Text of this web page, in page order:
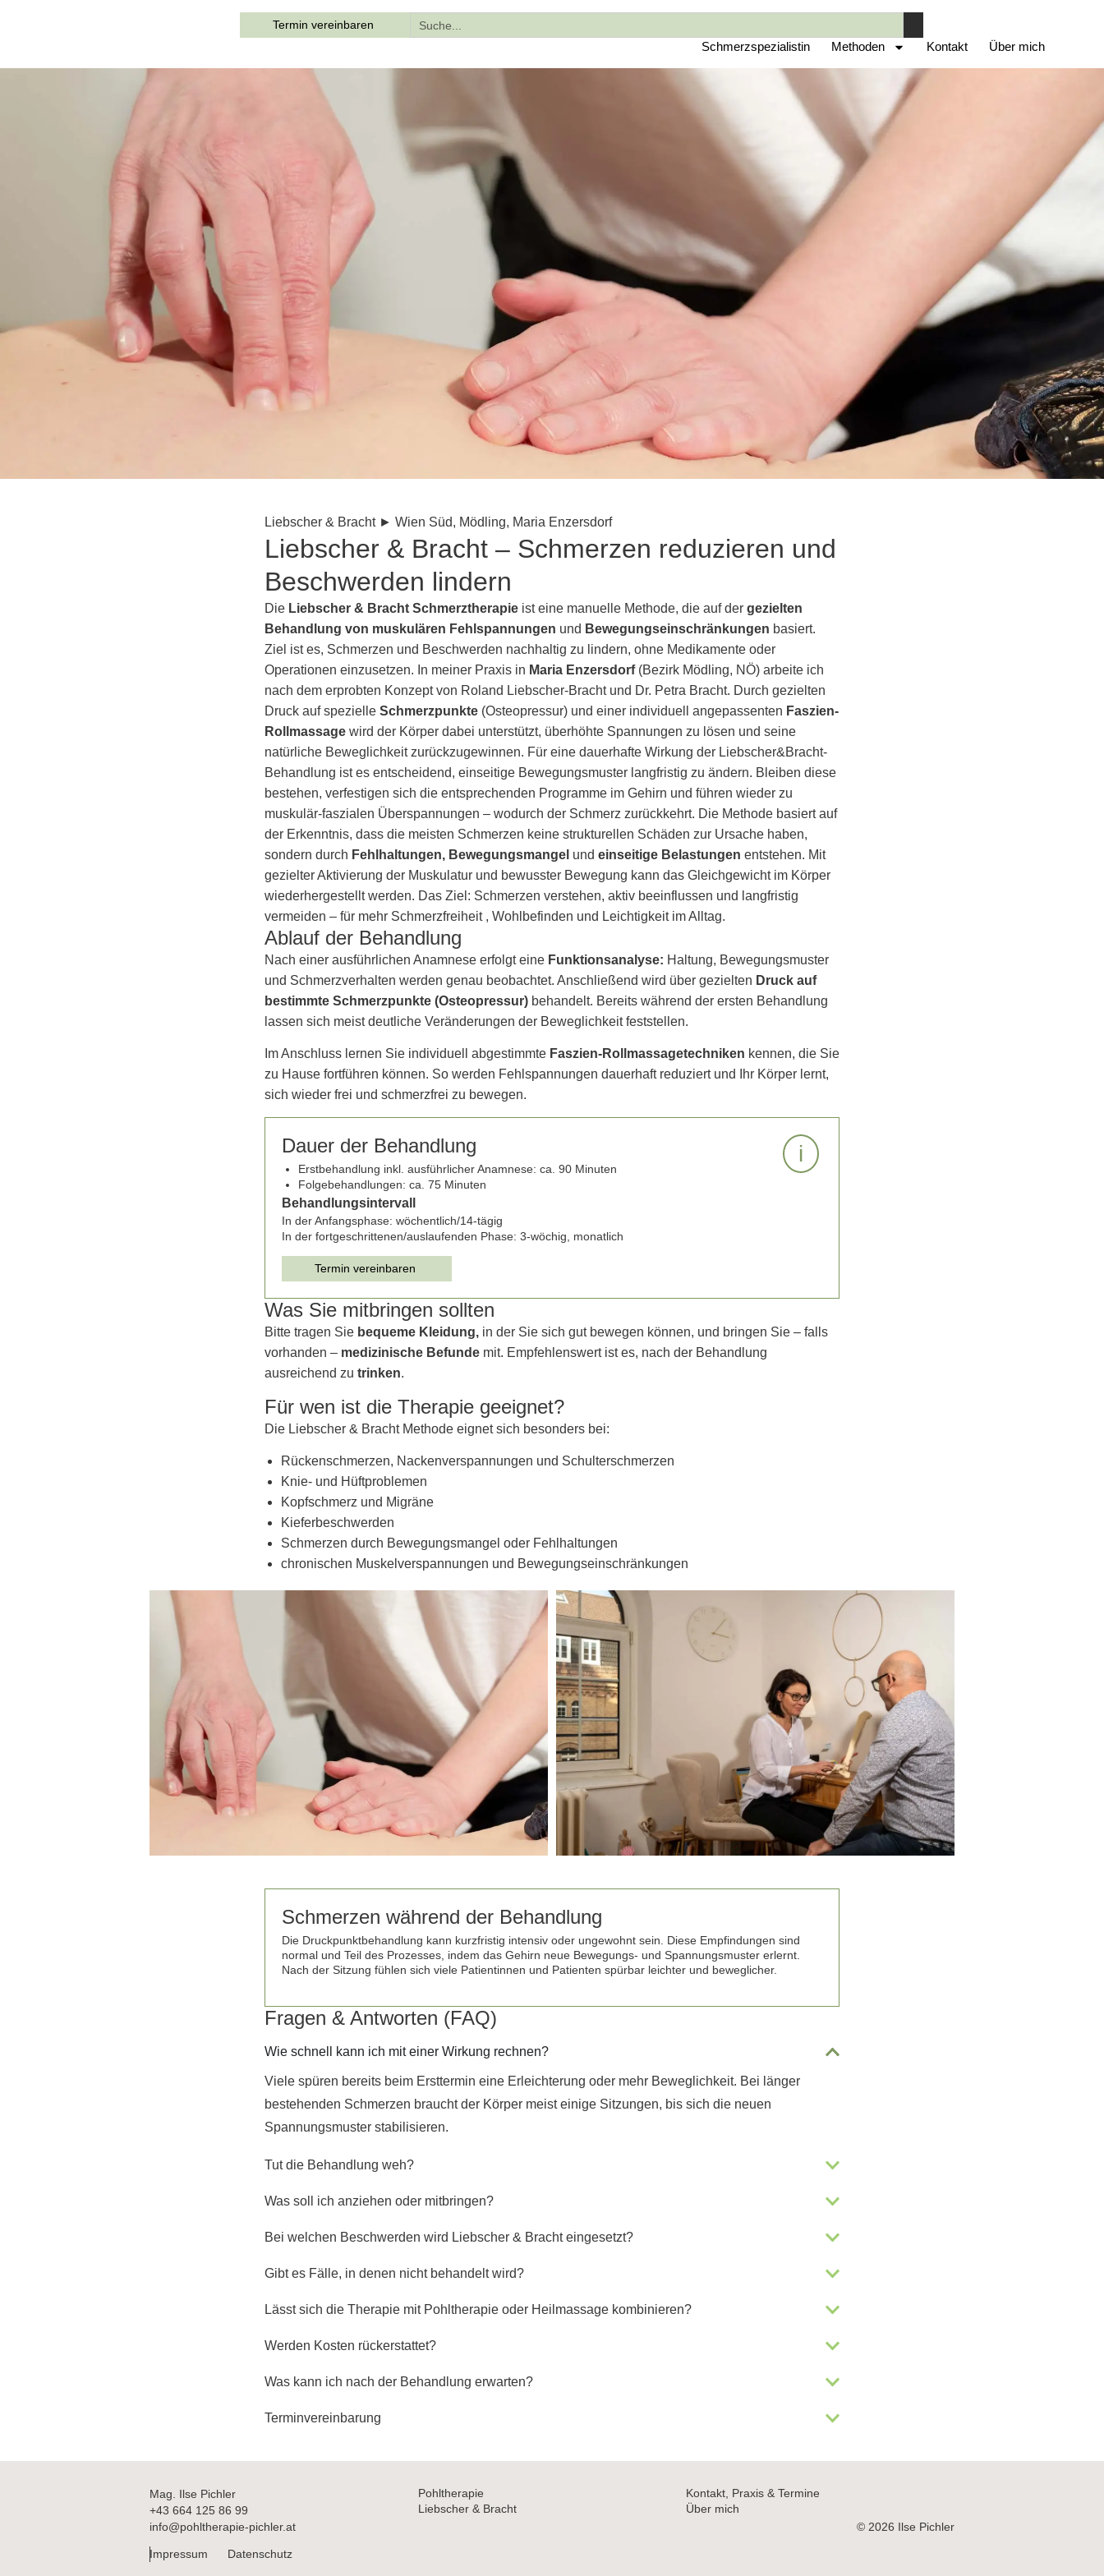
Termin vereinbaren
Schmerzspezialistin Methoden Kontakt Über mich
Liebscher & Bracht ► Wien Süd, Mödling, Maria Enzersdorf
Liebscher & Bracht – Schmerzen reduzieren und
Beschwerden lindern
Die Liebscher & Bracht Schmerztherapie ist eine manuelle Methode, die auf der gezielten
Behandlung von muskulären Fehlspannungen und Bewegungseinschränkungen basiert.
Ziel ist es, Schmerzen und Beschwerden nachhaltig zu lindern, ohne Medikamente oder
Operationen einzusetzen. In meiner Praxis in Maria Enzersdorf(Bezirk Mödling, NÖ) arbeite ich
nach dem erprobten Konzept von Roland Liebscher-Bracht und Dr. Petra Bracht. Durch gezielten
Druck auf spezielle Schmerzpunkte (Osteopressur) und einer individuell angepassenten Faszien-
Rollmassage wird der Körper dabei unterstützt, überhöhte Spannungen zu lösen und seine
natürliche Beweglichkeit zurückzugewinnen. Für eine dauerhafte Wirkung der Liebscher&Bracht-
Behandlung ist es entscheidend, einseitige Bewegungsmuster langfristig zu ändern. Bleiben diese
bestehen, verfestigen sich die entsprechenden Programme im Gehirn und führen wieder zu
muskulär-faszialen Überspannungen – wodurch der Schmerz zurückkehrt. Die Methode basiert auf
der Erkenntnis, dass die meisten Schmerzen keine strukturellen Schäden zur Ursache haben,
sondern durch Fehlhaltungen, Bewegungsmangel und einseitige Belastungen entstehen. Mit
gezielter Aktivierung der Muskulatur und bewusster Bewegung kann das Gleichgewicht im Körper
wiederhergestellt werden. Das Ziel: Schmerzen verstehen, aktiv beeinflussen und langfristig
vermeiden – für mehr Schmerzfreiheit , Wohlbefinden und Leichtigkeit im Alltag.
Ablauf der Behandlung
Nach einer ausführlichen Anamnese erfolgt eine Funktionsanalyse: Haltung, Bewegungsmuster
und Schmerzverhalten werden genau beobachtet. Anschließend wird über gezielten Druck auf
bestimmte Schmerzpunkte (Osteopressur) behandelt. Bereits während der ersten Behandlung
lassen sich meist deutliche Veränderungen der Beweglichkeit feststellen.
Im Anschluss lernen Sie individuell abgestimmte Faszien-Rollmassagetechniken kennen, die Sie
zu Hause fortführen können. So werden Fehlspannungen dauerhaft reduziert und Ihr Körper lernt,
sich wieder frei und schmerzfrei zu bewegen.
Dauer der Behandlung i
Erstbehandlung inkl. ausführlicher Anamnese: ca. 90 Minuten
Folgebehandlungen: ca. 75 Minuten
Behandlungsintervall
In der Anfangsphase: wöchentlich/14-tägig
In der fortgeschrittenen/auslaufenden Phase: 3-wöchig, monatlich
Termin vereinbaren
Was Sie mitbringen sollten
Bitte tragen Sie bequeme Kleidung, in der Sie sich gut bewegen können, und bringen Sie – falls
vorhanden – medizinische Befunde mit. Empfehlenswert ist es, nach der Behandlung
ausreichend zu trinken.
Für wen ist die Therapie geeignet?
Die Liebscher & Bracht Methode eignet sich besonders bei:
Rückenschmerzen, Nackenverspannungen und Schulterschmerzen
Knie- und Hüftproblemen
Kopfschmerz und Migräne
Kieferbeschwerden
Schmerzen durch Bewegungsmangel oder Fehlhaltungen
chronischen Muskelverspannungen und Bewegungseinschränkungen
Schmerzen während der Behandlung
Die Druckpunktbehandlung kann kurzfristig intensiv oder ungewohnt sein. Diese Empfindungen sind
normal und Teil des Prozesses, indem das Gehirn neue Bewegungs- und Spannungsmuster erlernt.
Nach der Sitzung fühlen sich viele Patientinnen und Patienten spürbar leichter und beweglicher.
Fragen & Antworten (FAQ)
Wie schnell kann ich mit einer Wirkung rechnen?
Viele spüren bereits beim Ersttermin eine Erleichterung oder mehr Beweglichkeit. Bei länger
bestehenden Schmerzen braucht der Körper meist einige Sitzungen, bis sich die neuen
Spannungsmuster stabilisieren.
Tut die Behandlung weh?
Was soll ich anziehen oder mitbringen?
Bei welchen Beschwerden wird Liebscher & Bracht eingesetzt?
Gibt es Fälle, in denen nicht behandelt wird?
Lässt sich die Therapie mit Pohltherapie oder Heilmassage kombinieren?
Werden Kosten rückerstattet?
Was kann ich nach der Behandlung erwarten?
Terminvereinbarung
Mag. Ilse Pichler
+43 664 125 86 99
info@pohltherapie-pichler.at
Impressum Datenschutz
Pohltherapie
Liebscher & Bracht
Kontakt, Praxis & Termine
Über mich
© 2026 Ilse Pichler